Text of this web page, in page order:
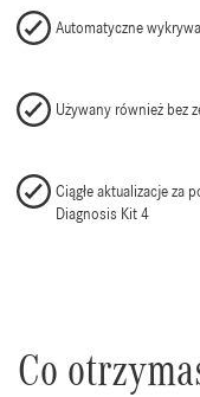
Automatyczne
Używany również bez
Ciągłe aktualizacje za
Diagnosis Kit 4
Co